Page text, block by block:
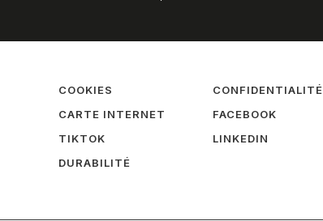
COOKIES CONFIDENTIALITÉ
CARTE INTERNET
FACEBOOK
TIKTOK
LINKEDIN
DURABILITÉ